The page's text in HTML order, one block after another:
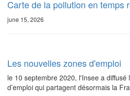
Carte de la pollution en temps
june 15, 2026
Les nouvelles zones d'emploi
le 10 septembre 2020, l'Insee a diffusé
d’emploi qui partagent désormais la